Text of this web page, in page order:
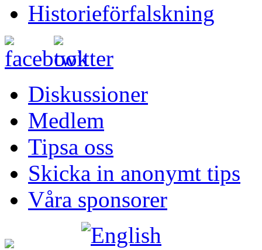
Historieförfalskning
Diskussioner
Medlem
Tipsa oss
Skicka in anonymt tips
Våra sponsorer